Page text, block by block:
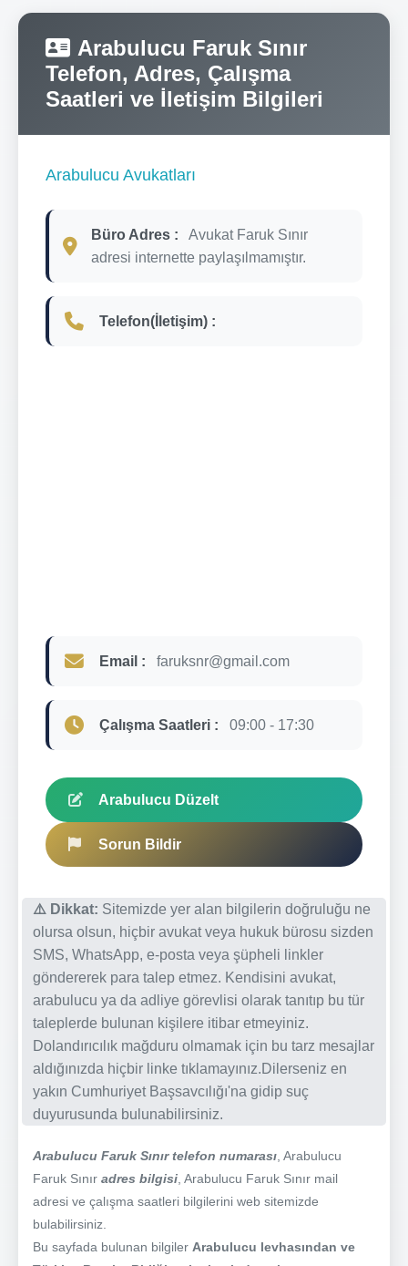
Arabulucu Faruk Sınır
Telefon, Adres, Çalışma
Saatleri ve İletişim Bilgileri
Arabulucu Avukatları
Büro Adres :
Avukat Faruk Sınır
adresi internette paylaşılmamıştır.
Telefon(İletişim) :
Email : faruksnr@gmail.com
Çalışma Saatleri : 09:00 - 17:30
Arabulucu Düzelt
Sorun Bildir
⚠️ Dikkat: Sitemizde yer alan bilgilerin doğruluğu ne
olursa olsun, hiçbir avukat veya hukuk bürosu sizden
SMS, WhatsApp, e-posta veya şüpheli linkler
göndererek para talep etmez. Kendisini avukat,
arabulucu ya da adliye görevlisi olarak tanıtıp bu tür
taleplerde bulunan kişilere itibar etmeyiniz.
Dolandırıcılık mağduru olmamak için bu tarz mesajlar
aldığınızda hiçbir linke tıklamayınız.Dilerseniz en
yakın Cumhuriyet Başsavcılığı'na gidip suç
duyurusunda bulunabilirsiniz.
Arabulucu Faruk Sınır telefon numarası , Arabulucu
Faruk Sınır adres bilgisi , Arabulucu Faruk Sınır mail
adresi ve çalışma saatleri bilgilerini web sitemizde
bulabilirsiniz.
Bu sayfada bulunan bilgiler Arabulucu levhasından ve